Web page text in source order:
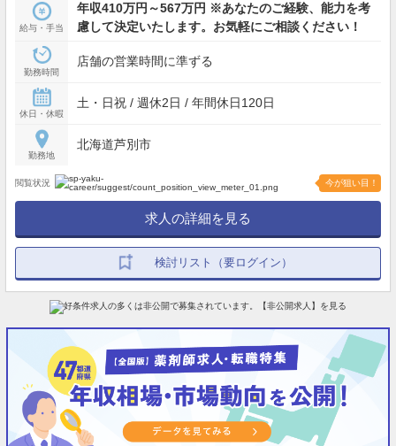
給与・手当
年収410万円～567万円 ※あなたのご経験、能力を考
慮して決定いたします。お気軽にご相談ください！
勤務時間
店舗の営業時間に準ずる
休日・休暇
土・日祝 / 週休2日 / 年間休日120日
勤務地
北海道芦別市
閲覧状況 今が狙い目！
求人の詳細を見る
検討リスト（要ログイン）